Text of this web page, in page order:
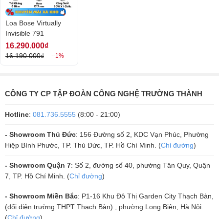
nhanh chóng. Để đạt được chất lượng âm thanh tối ưu, nhà sản xuất
khuyến nghị sử dụng thêm bộ khuếch đại tương thích, chẳng hạn như
Amply Bose Music. Sự kết hợp này giúp nâng cao chất lượng âm
hoàn hảo hơn.
4. Ứng Dụng Đa Dạng
không gian khác nhau. Bạn có thể lắp đặt loa trong phòng khách,
phòng ngủ để thưởng thức âm nhạc hay xem phim. Nó cũng phù hợp
Loa Bose Virtually
Invisible 791
16.290.000₫
16.190.000₫ --1%
CÔNG TY CP TẬP ĐOÀN CÔNG NGHỆ TRƯỜNG THÀNH
Hotline: 081.736.5555 (8:00 - 21:00)
- Showroom Thủ Đức: 156 Đường số 2, KDC Vạn Phúc, Phường
Hiệp Bình Phước, TP. Thủ Đức, TP. Hồ Chí Minh. (Chỉ đường)
- Showroom Quận 7: Số 2, đường số 40, phường Tân Quy, Quận
7, TP. Hồ Chí Minh. (Chỉ đường)
- Showroom Miền Bắc: P1-16 Khu Đô Thị Garden City Thạch Bàn,
(đối diện trường THPT Thạch Bàn) , phường Long Biên, Hà Nội.